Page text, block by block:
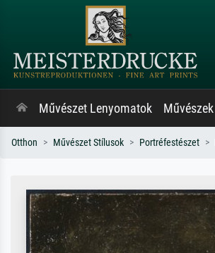
Művészet Lenyomatok Művészek
Otthon Művészet Stílusok Portréfestészet